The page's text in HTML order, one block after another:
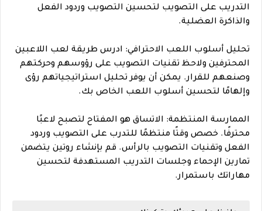
التدريب على التصويب لتحسين التصويب وردود الفعل
والذاكرة العضلية.
تحليل أسلوب اللعب الاحترافي: ادرس طريقة لعب اللاعبين
المحترفين ولاحظ تقنيات التصويب على رؤوسهم وحركتهم
وصنعهم للقرار. يمكن أن يوفر تحليل استراتيجياتهم رؤى
وإلهامًا لتحسين أسلوب اللعب الخاص بك.
الممارسة المنتظمة: الاتساق هو المفتاح لتصبح لاعبًا
محترفًا. خصص وقتًا منتظمًا للتدرب على التصويب وردود
الفعل وتقنيات التصويب بالرأس. قم بإنشاء روتين يتضمن
تمارين الإحماء وجلسات التدريب المستهدفة لتحسين
مهاراتك باستمرار.